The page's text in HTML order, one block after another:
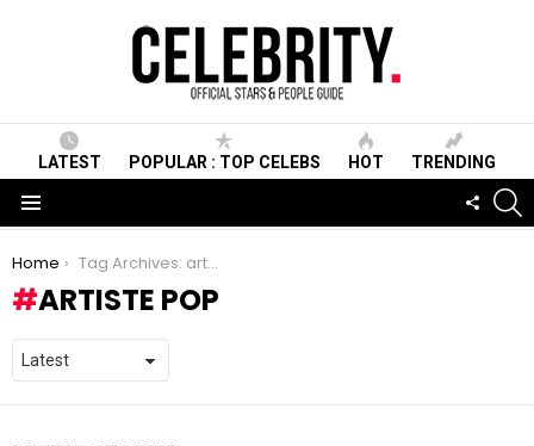
LATEST POPULAR : TOP CELEBS HOT TRENDING
You are here:
Home Tag Archives: artiste pop
ARTISTE POP